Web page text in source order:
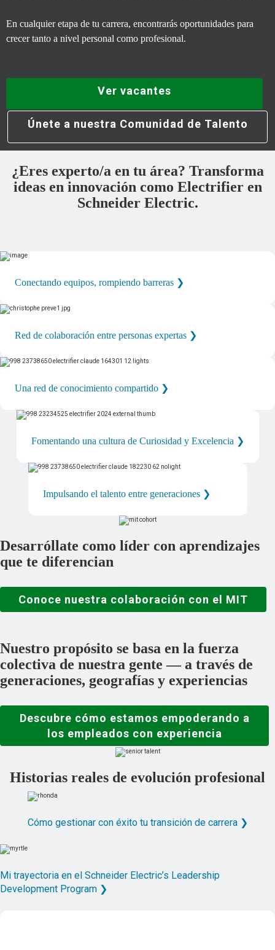
En cualquier etapa de tu carrera, encontrarás oportunidades para
crecer tanto a nivel personal como profesional.
Ver vacantes
Únete a nuestra Comunidad de Talento
¿Eres experto/a en tu área? Transforma
ideas en innovación como Electrifier en
Schneider Electric.
Conectando equipos, rompiendo barreras ❯
Red de colaboración entre personas expertas ❯
Una red de conocimiento compartido ❯
Fomentando una cultura de Curiosidad y Excelencia ❯
Impulsando el talento entre generaciones ❯
Desarróllate como líder con aprendizajes
que te diferencian
Conoce nuestra colaboración con el MIT
Nuestro propósito se basa en la fuerza
colectiva de nuestra gente — a través de
generaciones, geografías y experiencias
Descubre cómo estamos empoderando a
los empleados con experiencia
Historias reales de evolución profesional
Cómo gestionar con éxito tu transición de carrera ❯
Mi trayectoria en el Schneider Electric’s Leadership
Development Program ❯